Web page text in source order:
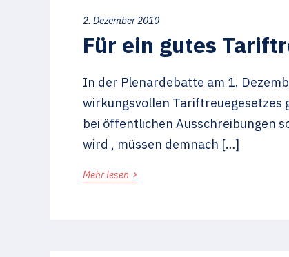
2. Dezember 2010
Für ein gutes
In der Plenardebatte am 1.
wirkungsvollen Tariftreuegesetzes
bei öffentlichen Ausschreibungen
wird , müssen demnach […]
Mehr lesen ›